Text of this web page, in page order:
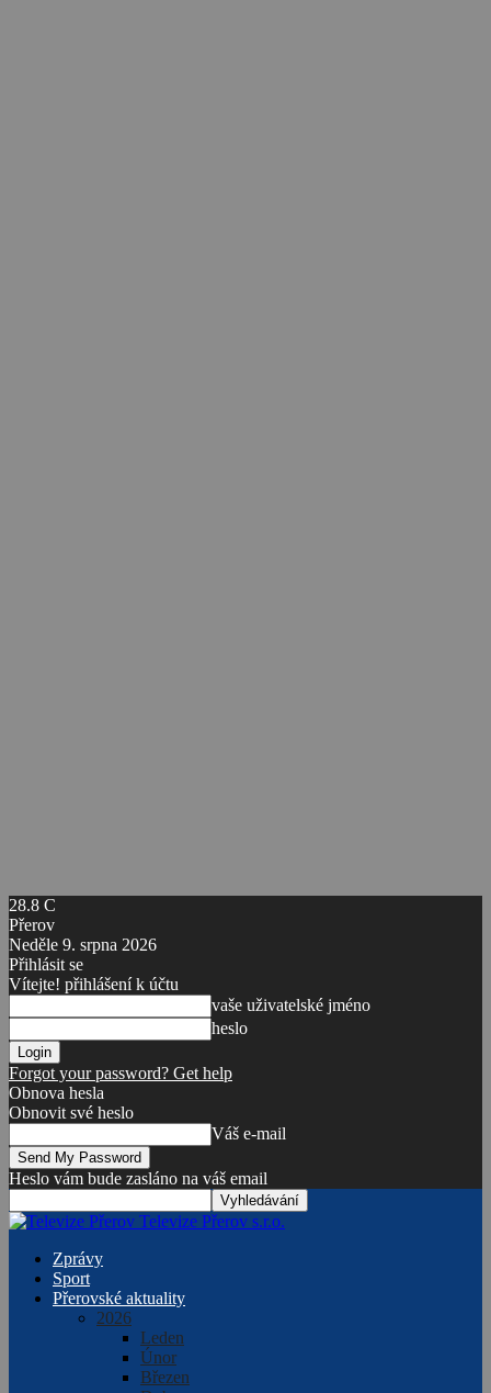
28.8 C
Přerov
Neděle 9. srpna 2026
Přihlásit se
Vítejte! přihlášení k účtu
vaše uživatelské jméno
heslo
Forgot your password? Get help
Obnova hesla
Obnovit své heslo
Váš e-mail
Heslo vám bude zasláno na váš email
Televize Přerov s.r.o.
Zprávy
Sport
Přerovské aktuality
2026
Leden
Únor
Březen